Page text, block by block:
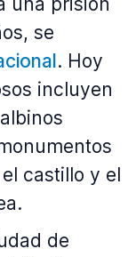
se
. Hoy
incluyen
castillo y el
de